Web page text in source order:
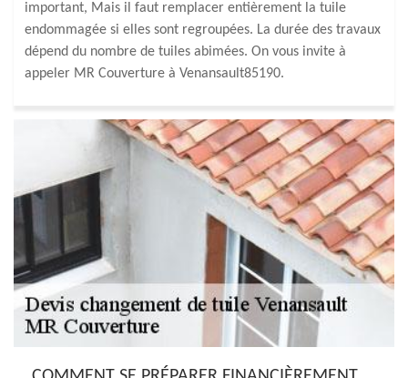
important, Mais il faut remplacer entièrement la tuile
endommagée si elles sont regroupées. La durée des travaux
dépend du nombre de tuiles abimées. On vous invite à
appeler MR Couverture à Venansault85190.